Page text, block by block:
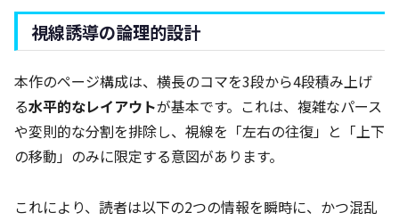
視線誘導の論理的設計
本作のページ構成は、横長のコマを3段から4段積み上げ
る水平的なレイアウトが基本です。これは、複雑なパース
や変則的な分割を排除し、視線を「左右の往復」と「上下
の移動」のみに限定する意図があります。
これにより、読者は以下の2つの情報を瞬時に、かつ混乱